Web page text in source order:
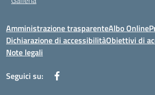
Amministrazione trasparenteAlbo Online
Dichiarazione di accessibilitàObiettivi di
Note legali
Seguici su: